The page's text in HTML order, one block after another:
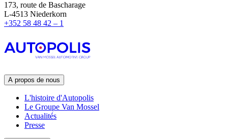
173, route de Bascharage
L-4513 Niederkorn
+352 58 48 42 – 1
A propos de nous
L'histoire d'Autopolis
Le Groupe Van Mossel
Actualités
Presse